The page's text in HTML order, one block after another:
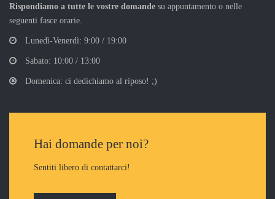
Rispondiamo a tutte le vostre domande su appuntamento o nelle
seguenti fasce orarie.
Lunedì-Venerdì: 9:00 / 19:00
Sabato: 10:00 / 13:00
Domenica: ci dedichiamo al riposo! ;)
Hai domande per noi?
Sentiti libero di contattarci!